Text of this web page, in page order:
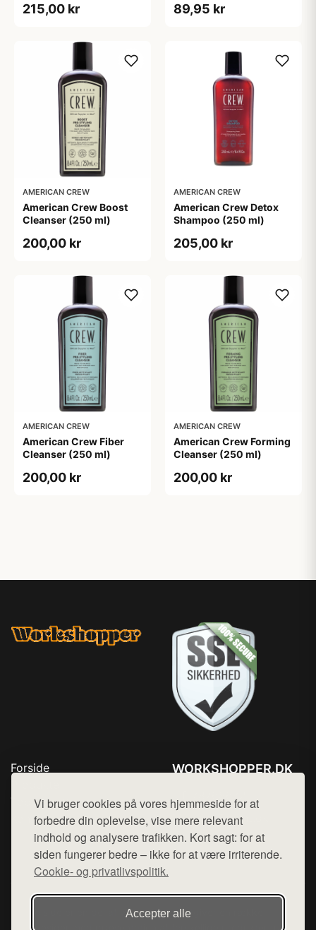
Vi bruger cookies på vores hjemmeside for at
forbedre din oplevelse, vise mere relevant
indhold og analysere trafikken. Kort sagt: for at
siden fungerer bedre – ikke for at være irriterende.
Cookie- og privatlivspolitik.
Accepter alle
215,00 kr 89,95 kr
AMERICAN CREW
American Crew Boost
Cleanser (250 ml)
200,00 kr
AMERICAN CREW
American Crew Detox
Shampoo (250 ml)
205,00 kr
AMERICAN CREW
American Crew Fiber
Cleanser (250 ml)
200,00 kr
AMERICAN CREW
American Crew Forming
Cleanser (250 ml)
200,00 kr
Forside
Top Rabatter
Kontakt
WORKSHOPPER.DK
Mail: hej@want.dk
Cookie- og privatlivspolitik
Denne side er en del af want.dk, der udgiver en række